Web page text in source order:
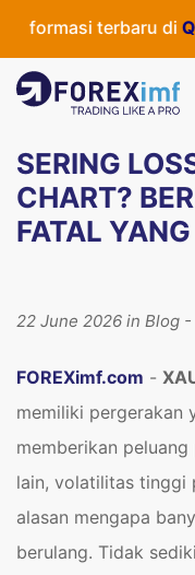
terbaru di
SERING
CHART?
FATAL
22 June 2026 in Blog
FOREXimf.com -
memiliki pergerakan
memberikan
lain, volatilitas tinggi
alasan mengapa
berulang. Tidak